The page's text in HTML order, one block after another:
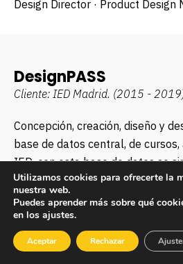
Design Director · Product Design
DesignPASS
Cliente: IED Madrid. (2015 -
Concepción, creación, diseño y
base de datos central, de
IED, con esta base de datos se
demás aplicaciones, las webs en
en Moodle, CRM Salesforce e
para que todos los datos estén
ellas al mismo tiempo.
Utilizamos cookies para ofrecerte la
nuestra web.
Puedes aprender más sobre qué
en los ajustes.
Aceptar Rechazar